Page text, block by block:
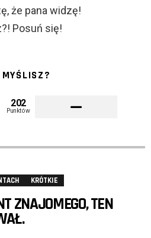
że pana widzę!
Posuń się!
MYŚLISZ?
202
Punktów
KRÓTKIE
ZNAJOMEGO, TEN